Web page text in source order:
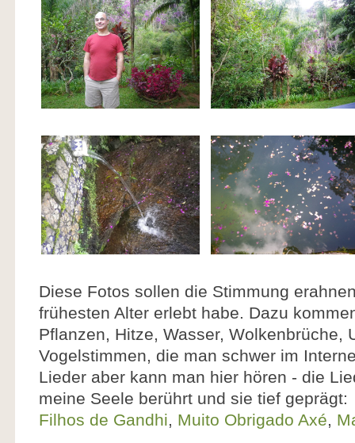
Diese Fotos sollen die Stimmung
frühesten Alter erlebt habe. Dazu
Pflanzen, Hitze, Wasser, Wolkenbrüche,
Vogelstimmen, die man schwer im
Lieder aber kann man hier hören - die
meine Seele berührt und sie tief geprägt:
Filhos de Gandhi, Muito Obrigado Axé,